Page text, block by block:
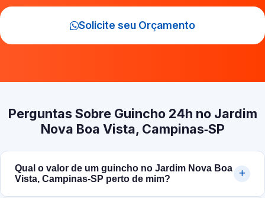
Solicite seu Orçamento
Perguntas Sobre Guincho 24h no Jardim
Nova Boa Vista, Campinas‑SP
Qual o valor de um guincho no Jardim Nova Boa
Vista, Campinas‑SP perto de mim?